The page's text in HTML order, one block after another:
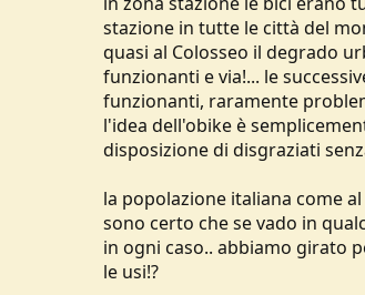
stazione in tutte le città del
quasi al Colosseo il degrado
funzionanti e via!... le
funzionanti, raramente
l'idea dell'obike è
disposizione di disgraziati
la popolazione italiana come
sono certo che se vado in
in ogni caso.. abbiamo girato
le usi!?